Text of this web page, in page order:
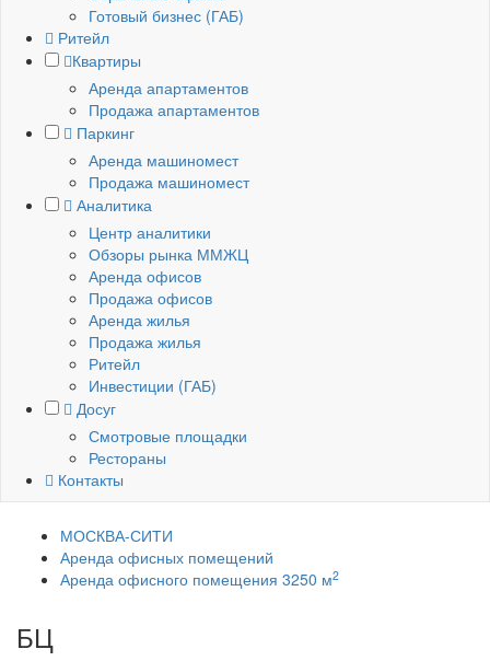
Готовый бизнес (ГАБ)
Ритейл
Квартиры
Аренда апартаментов
Продажа апартаментов
Паркинг
Аренда машиномест
Продажа машиномест
Аналитика
Центр аналитики
Обзоры рынка ММЖЦ
Аренда офисов
Продажа офисов
Аренда жилья
Продажа жилья
Ритейл
Инвестиции (ГАБ)
Досуг
Смотровые площадки
Рестораны
Контакты
МОСКВА-СИТИ
Аренда офисных помещений
Аренда офисного помещения 3250 м2
БЦ